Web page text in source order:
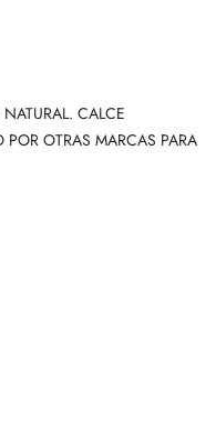
CALCE
OTRAS MARCAS PARA